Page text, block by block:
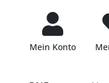
Mein Konto